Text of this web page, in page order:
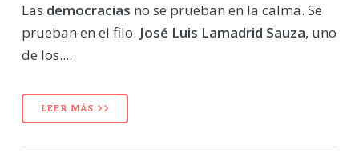
Las democracias no se prueban en la calma. Se
prueban en el filo. José Luis Lamadrid Sauza, uno
de los....
LEER MÁS